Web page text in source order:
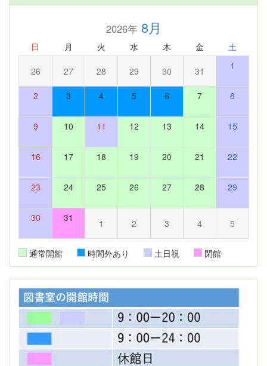
2026年8月
日 月 火 水 木 金 土
26 27 28 29 30 31 1
2 3 4 5 6 7 8
9 10 11 12 13 14 15
16 17 18 19 20 21 22
23 24 25 26 27 28 29
30 31 1 2 3 4 5
通常開館 時間外あり 土日祝 閉館